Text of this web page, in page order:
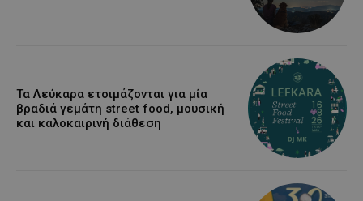
Τα Λεύκαρα ετοιμάζονται για μία
βραδιά γεμάτη street food, μουσική
και καλοκαιρινή διάθεση